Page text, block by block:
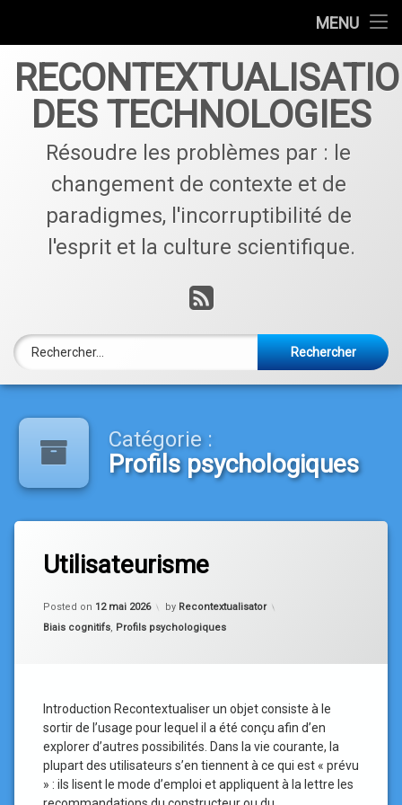
MENU
Qui sommes nous ?
Contactez nous !
Articles par catégories
content
DES TECHNOLOGIES
Résoudre les problèmes par : le
changement de contexte et de
paradigmes, l'incorruptibilité de
l'esprit et la culture scientifique.
RSS
Rechercher :
Catégorie :
Profils psychologiques
Utilisateurisme
Posted on 12 mai 2026
Updated on 12 mai 2026
by Recontextualisator
Categories:
Biais cognitifs, Profils psychologiques
Introduction Recontextualiser un objet consiste à le
sortir de l’usage pour lequel il a été conçu afin d’en
explorer d’autres possibilités. Dans la vie courante, la
plupart des utilisateurs s’en tiennent à ce qui est « prévu
» : ils lisent le mode d’emploi et appliquent à la lettre les
Aspiration
centralisée
cognitifs
Profils
psychologiques